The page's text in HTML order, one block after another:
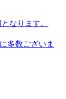
なります。
多数ございま